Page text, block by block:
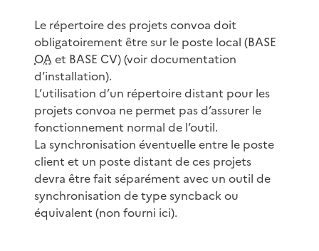
Le répertoire des projets convoa doit
obligatoirement être sur le poste local (BASE
OAet BASE CV) (voir documentation
d’installation).
L’utilisation d’un répertoire distant pour les
projets convoa ne permet pas d’assurer le
fonctionnement normal de l’outil.
La synchronisation éventuelle entre le poste
client et un poste distant de ces projets
devra être fait séparément avec un outil de
synchronisation de type syncback ou
équivalent (non fourni ici).